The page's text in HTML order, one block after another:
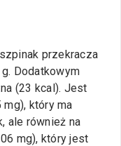
przekracza
Dodatkowym
(23 kcal). Jest
który ma
ale również na
mg), który jest